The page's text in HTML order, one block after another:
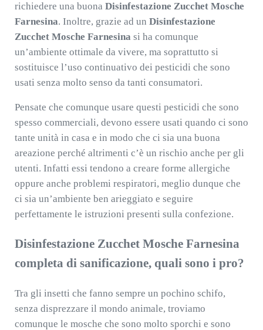
richiedere una buona Disinfestazione Zucchet Mosche
Farnesina. Inoltre, grazie ad un Disinfestazione
Zucchet Mosche Farnesina si ha comunque
un’ambiente ottimale da vivere, ma soprattutto si
sostituisce l’uso continuativo dei pesticidi che sono
usati senza molto senso da tanti consumatori.
Pensate che comunque usare questi pesticidi che sono
spesso commerciali, devono essere usati quando ci sono
tante unità in casa e in modo che ci sia una buona
areazione perché altrimenti c’è un rischio anche per gli
utenti. Infatti essi tendono a creare forme allergiche
oppure anche problemi respiratori, meglio dunque che
ci sia un’ambiente ben arieggiato e seguire
perfettamente le istruzioni presenti sulla confezione.
Disinfestazione Zucchet Mosche Farnesina
completa di sanificazione, quali sono i pro?
Tra gli insetti che fanno sempre un pochino schifo,
senza disprezzare il mondo animale, troviamo
comunque le mosche che sono molto sporchi e sono